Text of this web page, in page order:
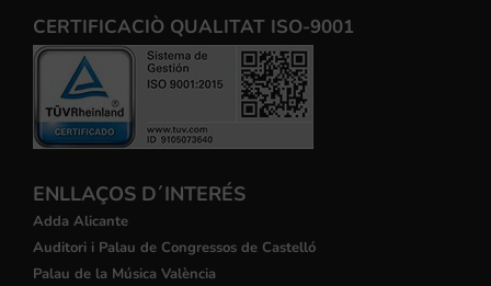
CERTIFICACIÒ QUALITAT ISO-9001
ENLLAÇOS D´INTERÉS
Adda Alicante
Auditori i Palau de Congressos de Castelló
Palau de la Música València